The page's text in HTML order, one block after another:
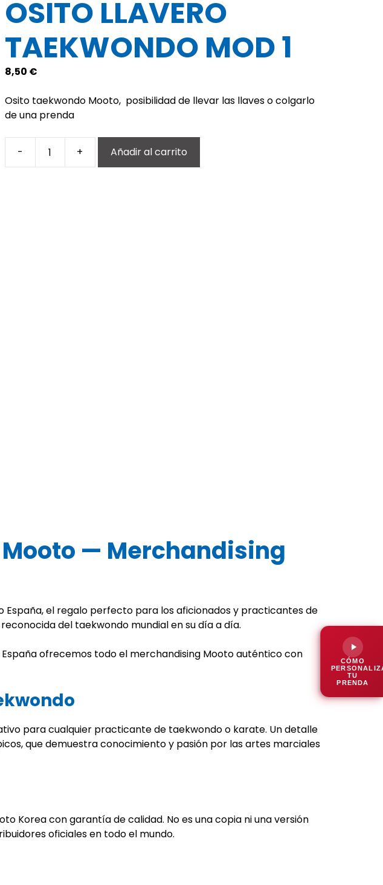
OSITO LLAVERO
TAEKWONDO MOD 1
8,50 €
Osito taekwondo Mooto, posibilidad de llevar las llaves o colgarlo
de una prenda
- + Añadir al carrito
Mooto — Merchandising
España, el regalo perfecto para los aficionados y practicantes de
del taekwondo mundial en su día a día.
España ofrecemos todo el merchandising Mooto auténtico con
para cualquier practicante de taekwondo o karate. Un detalle
que demuestra conocimiento y pasión por las artes marciales
Korea con garantía de calidad. No es una copia ni una versión
oficiales en todo el mundo.
CÓMO
TU
PRENDA